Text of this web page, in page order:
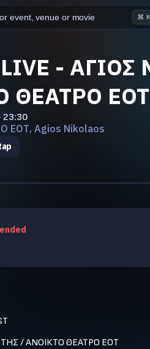
event, venue or movie ⌘ K
LIVE -
ΘΕΑΤΡΟ
23:30
ΕΟΤ, Agios Nikolaos
/ ΑΝΟΙΚΤΟ ΘΕΑΤΡΟ ΕΟΤ